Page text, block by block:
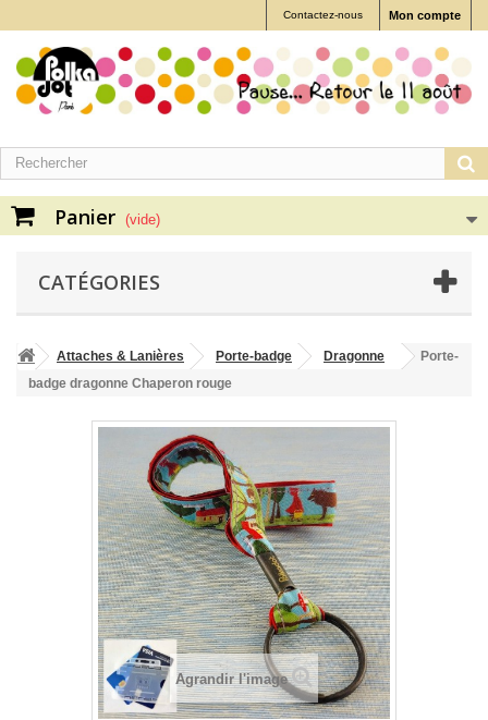
Mon compte
Contactez-nous
Panier (vide)
CATÉGORIES
Attaches & Lanières Porte-badge Dragonne
Porte-
badge dragonne Chaperon rouge
Agrandir l'image